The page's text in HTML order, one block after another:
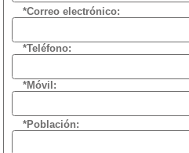
*Correo electrónico:
*Teléfono:
*Móvil:
*Población: